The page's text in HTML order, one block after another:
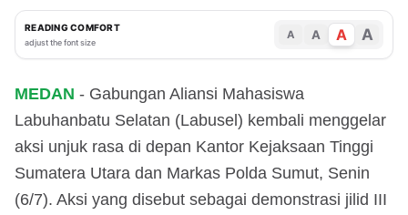
READING COMFORT
adjust the font size
A A A A
MEDAN - Gabungan Aliansi Mahasiswa
Labuhanbatu Selatan (Labusel) kembali menggelar
aksi unjuk rasa di depan Kantor Kejaksaan Tinggi
Sumatera Utara dan Markas Polda Sumut, Senin
(6/7). Aksi yang disebut sebagai demonstrasi jilid III